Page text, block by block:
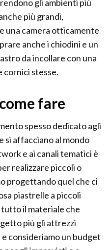
gli ambienti più
più grandi,
una camera otticamente
anche i chiodini e un
da incollare con una
cornici stesse.
fare
spesso dedicato agli
si affacciano al mondo
e ai canali tematici è
realizzare piccoli o
progettando quel che ci
piastrelle a piccoli
il materiale che
più gli attrezzi
consideriamo un budget